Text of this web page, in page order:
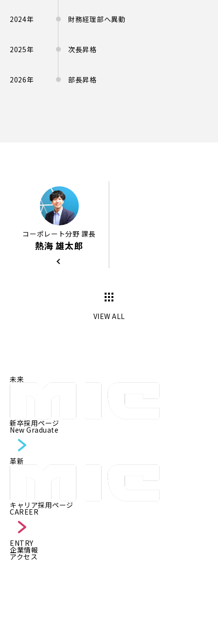
2024年 財務経理部へ異動
2025年 次長昇格
2026年 部長昇格
コーポレート分野 課長
熱海 雄太郎
VIEW ALL
未来
新卒採用ページ
New Graduate
革新
キャリア採用ページ
CAREER
ENTRY
企業情報
アクセス